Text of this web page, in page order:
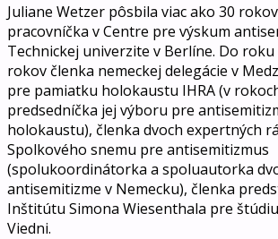
Juliane Wetzer pôsbila viac ako 30
pracovníčka v Centre pre výskum
Technickej univerzite v Berlíne. Do roku
rokov členka nemeckej delegácie v
pre pamiatku holokaustu IHRA (v
predsedníčka jej výboru pre
holokaustu), členka dvoch expertných
Spolkového snemu pre antisemitizmus
(spolukoordinátorka a spoluautorka
antisemitizme v Nemecku), členka
Inštitútu Simona Wiesenthala pre
Viedni.